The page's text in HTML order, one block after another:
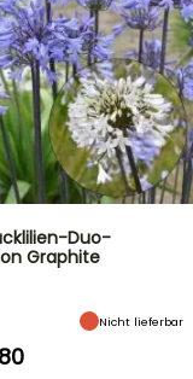
Duo-
Graphite
Nicht lieferbar